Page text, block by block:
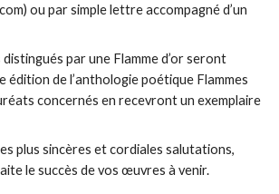
ou par simple lettre accompagné d’un
distingués par une Flamme d’or seront
édition de l’anthologie poétique Flammes
concernés en recevront un exemplaire
plus sincères et cordiales salutations,
le succès de vos œuvres à venir.